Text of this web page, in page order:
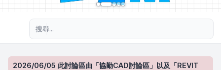
2026/06/05 此討論區由「協勤CAD討論區」以及「REVIT